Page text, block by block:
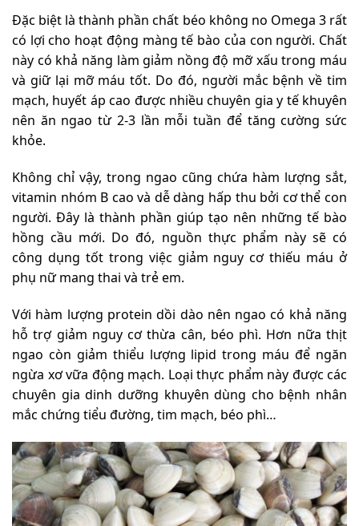
Đặc biệt là thành phần chất béo không no Omega 3 rất
có lợi cho hoạt động màng tế bào của con người. Chất
này có khả năng làm giảm nồng độ mỡ xấu trong máu
và giữ lại mỡ máu tốt. Do đó, người mắc bệnh về tim
mạch, huyết áp cao được nhiều chuyên gia y tế khuyên
nên ăn ngao từ 2-3 lần mỗi tuần để tăng cường sức
khỏe.
Không chỉ vậy, trong ngao cũng chứa hàm lượng sắt,
vitamin nhóm B cao và dễ dàng hấp thu bởi cơ thể con
người. Đây là thành phần giúp tạo nên những tế bào
hồng cầu mới. Do đó, nguồn thực phẩm này sẽ có
công dụng tốt trong việc giảm nguy cơ thiếu máu ở
phụ nữ mang thai và trẻ em.
Với hàm lượng protein dồi dào nên ngao có khả năng
hỗ trợ giảm nguy cơ thừa cân, béo phì. Hơn nữa thịt
ngao còn giảm thiểu lượng lipid trong máu để ngăn
ngừa xơ vữa động mạch. Loại thực phẩm này được các
chuyên gia dinh dưỡng khuyên dùng cho bệnh nhân
mắc chứng tiểu đường, tim mạch, béo phì…